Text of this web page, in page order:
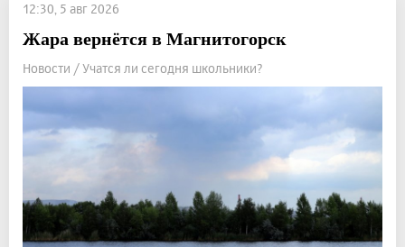
12:30, 5 авг 2026
Жара вернётся в Магнитогорск
Новости / Учатся ли сегодня школьники?